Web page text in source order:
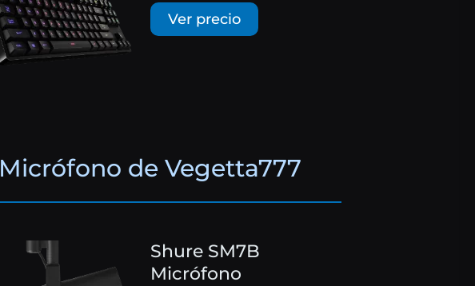
Ver precio
Micrófono de Vegetta777
Shure SM7B
Micrófono